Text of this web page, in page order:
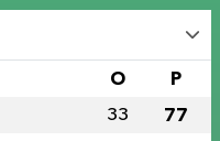
O P
33 77